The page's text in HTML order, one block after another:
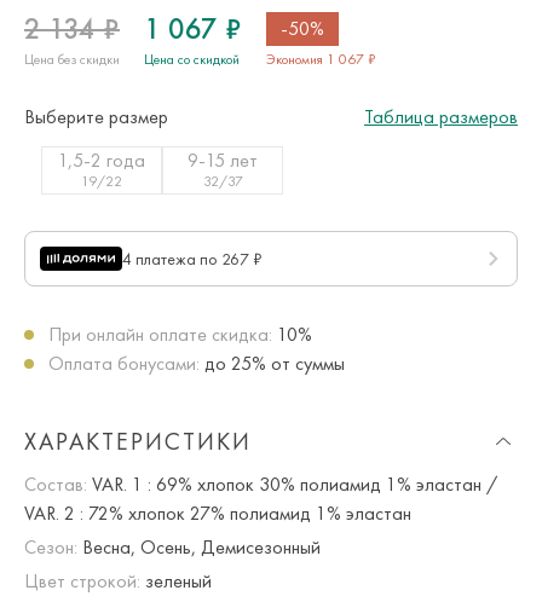
2 134 ₽
Цена без скидки
1 067 ₽
Цена со скидкой
-50%
Экономия 1 067 ₽
Выберите размер
Таблица размеров
1,5-2 года
19/22
9-15 лет
32/37
4 платежа по 267 ₽
При онлайн оплате скидка: 10%
Оплата бонусами: до 25% от суммы
ХАРАКТЕРИСТИКИ
Состав: VAR. 1 : 69% хлопок 30% полиамид 1% эластан /
VAR. 2 : 72% хлопок 27% полиамид 1% эластан
Сезон: Весна, Осень, Демисезонный
Цвет строкой: зеленый